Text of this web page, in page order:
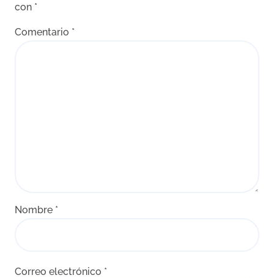
con *
Comentario *
Nombre *
Correo electrónico *